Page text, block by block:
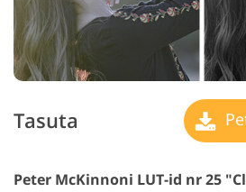
Tasuta
Peter McKinnoni LUT-id nr 25